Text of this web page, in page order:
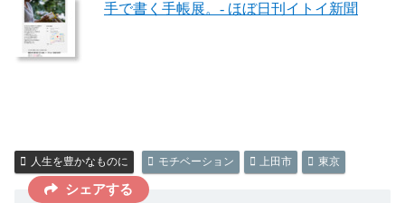
手で書く手帳展。- ほぼ日刊イトイ新聞
人生を豊かなものに モチベーション 上田市 東京
シェアする